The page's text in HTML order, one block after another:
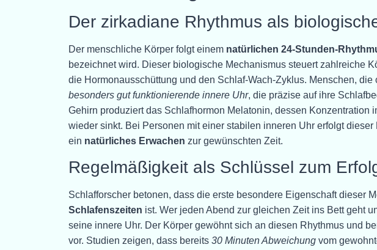
Der zirkadiane Rhythmus als
Der menschliche Körper folgt einem natürlichen 24-Stunden-
bezeichnet wird. Dieser biologische Mechanismus steuert zahlreiche
die Hormonausschüttung und den Schlaf-Wach-Zyklus. Menschen,
besonders gut funktionierende innere Uhr, die präzise auf ihre
Gehirn produziert das Schlafhormon Melatonin, dessen Konzentration
wieder sinkt. Bei Personen mit einer stabilen inneren Uhr erfolgt
ein natürliches Erwachen zur gewünschten Zeit.
Regelmäßigkeit als Schlüssel zum
Schlafforscher betonen, dass die erste besondere Eigenschaft dieser
Schlafenszeiten ist. Wer jeden Abend zur gleichen Zeit ins Bett geht
seine innere Uhr. Der Körper gewöhnt sich an diesen Rhythmus und
vor. Studien zeigen, dass bereits 30 Minuten Abweichung vom